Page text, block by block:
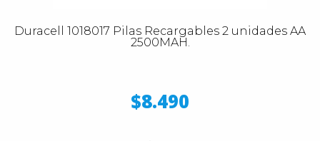
Duracell 1018017 Pilas Recargables 2 unidades AA
2500MAH.
$8.490